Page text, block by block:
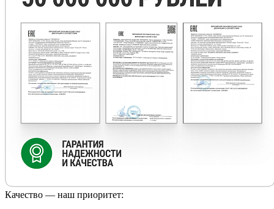
Качество — наш приоритет: